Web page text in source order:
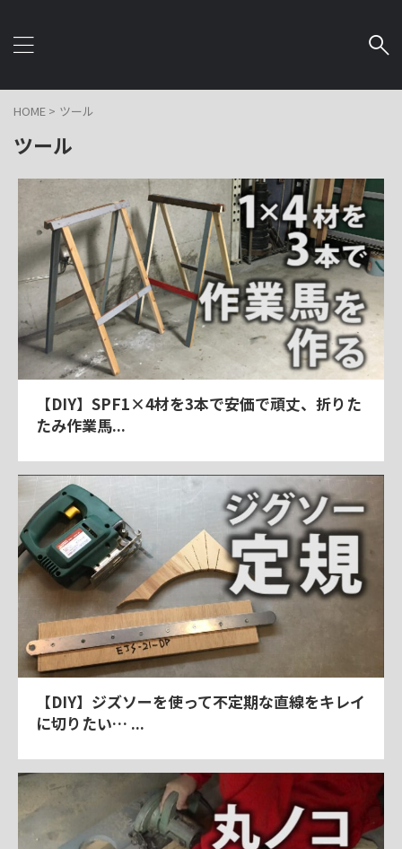
HOME > ツール
ツール
【DIY】SPF1×4材を3本で安価で頑丈、折りた
たみ作業馬...
【DIY】ジズソーを使って不定期な直線をキレイ
に切りたい… ...